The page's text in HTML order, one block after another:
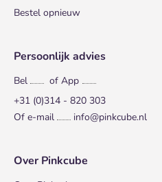
Bestel opnieuw
Persoonlijk advies
Bel
of App
+31 (0)314 - 820 303
Of e-mail
info@pinkcube.nl
Over Pinkcube